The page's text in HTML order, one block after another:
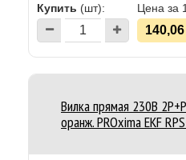
Купить (шт): Цена за
140,06
Вилка прямая 230В
оранж. PROxima EKF